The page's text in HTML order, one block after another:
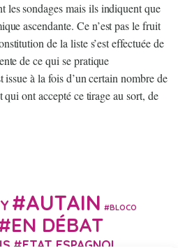
les sondages mais ils indiquent que
ascendante. Ce n’est pas le fruit
de la liste s’est effectuée de
de ce qui se pratique
à la fois d’un certain nombre de
qui ont accepté ce tirage au sort, de
AUTAIN BLOCO
EN DÉBAT
ETAT ESPAGNOL